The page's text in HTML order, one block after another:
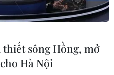
rửa tiền
bằng,
sông Hồng, mở
Hà Nội